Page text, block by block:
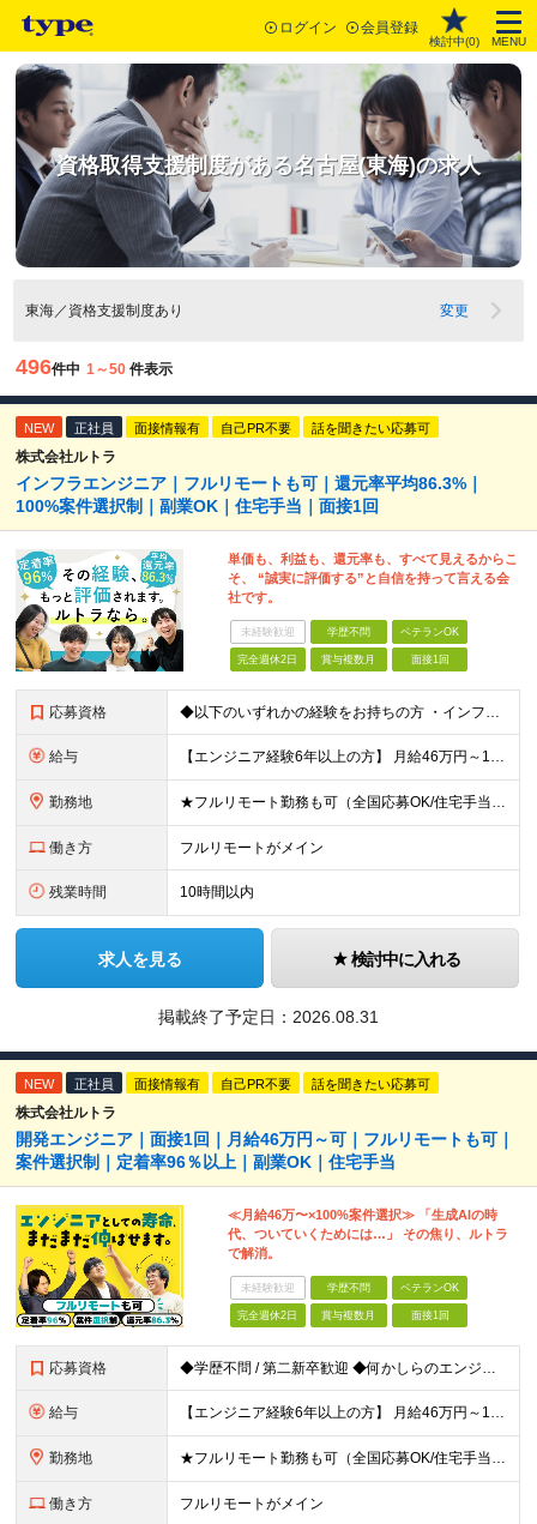
ログイン 会員登録
検討中(0) MENU
資格取得支援制度がある名古屋(東海)の求人
東海／資格支援制度あり 変更
496件中 1～50 件表示
NEW 正社員 面接情報有 自己PR不要 話を聞きたい応募可
株式会社ルトラ
インフラエンジニア｜フルリモートも可｜還元率平均86.3%｜
100%案件選択制｜副業OK｜住宅手当｜面接1回
単価も、利益も、還元率も、すべて見えるからこ
そ、 “誠実に評価する”と自信を持って言える会
社です。
未経験歓迎 学歴不問 ベテランOK
完全週休2日 賞与複数月 面接1回
応募資格 ◆以下のいずれかの経験をお持ちの方 ・インフラ設計・構築の実務経験（オンプレ/クラウドどちらもOK） ・クラウド環境下での運用保守に関する実務経験 ◆学歴不問 ＜こんな方は特に歓迎します＞ ◎これま
給与 【エンジニア経験6年以上の方】 月給46万円～100万円（固定残業代含む） ※上記月給には月30時間分の固定残業代（月8万7,400円～月19万円）を含む。超過分は全額支給。 【エンジニア経験4年以
勤務地 ★フルリモート勤務も可（全国応募OK/住宅手当を支給します） ※案件によって常駐が必要になる場合があります。 ※希望がない限り、転勤はありません ※U・Iターン歓迎 ★ルトラの社員は全国各地で活躍中
働き方 フルリモートがメイン
残業時間 10時間以内
求人を見る 検討中に入れる
掲載終了予定日： 2026.08.31
NEW 正社員 面接情報有 自己PR不要 話を聞きたい応募可
株式会社ルトラ
開発エンジニア｜面接1回｜月給46万円～可｜フルリモートも可｜
案件選択制｜定着率96％以上｜副業OK｜住宅手当
≪月給46万〜×100%案件選択≫ 「生成AIの時
代、ついていくためには…」 その焦り、ルトラ
で解消。
未経験歓迎 学歴不問 ベテランOK
完全週休2日 賞与複数月 面接1回
応募資格 ◆学歴不問 / 第二新卒歓迎 ◆何かしらのエンジニア経験をお持ちの方 （言語・期間・フェーズ不問） 経験浅めの方も遠慮なくご応募ください！ ■入社前Q＆A ────── ◎実力に見合った報酬が手に
給与 【エンジニア経験6年以上の方】 月給46万円～100万円（固定残業代含む） ※上記月給には月30時間分の固定残業代（月8万7,400円～月19万円）を含む。超過分は全額支給。 【エンジニア経験4年以
勤務地 ★フルリモート勤務も可（全国応募OK/住宅手当を支給します） ※案件によって常駐が必要になる場合があります。 ※希望がない限り、転勤はありません ※U・Iターン歓迎 ★ルトラの社員は全国各地で活躍中
働き方 フルリモートがメイン